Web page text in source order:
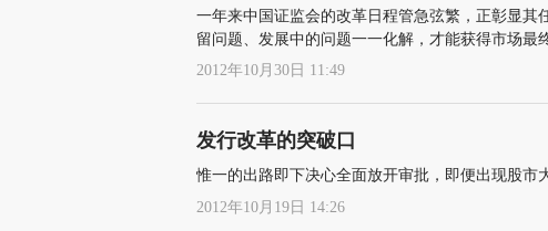
一年来中国证监会的改革日程管急弦繁，正彰显
留问题、发展中的问题一一化解，才能获得市场最
2012年10月30日 11:49
发行改革的突破口
惟一的出路即下决心全面放开审批，即便出现股市
2012年10月19日 14:26